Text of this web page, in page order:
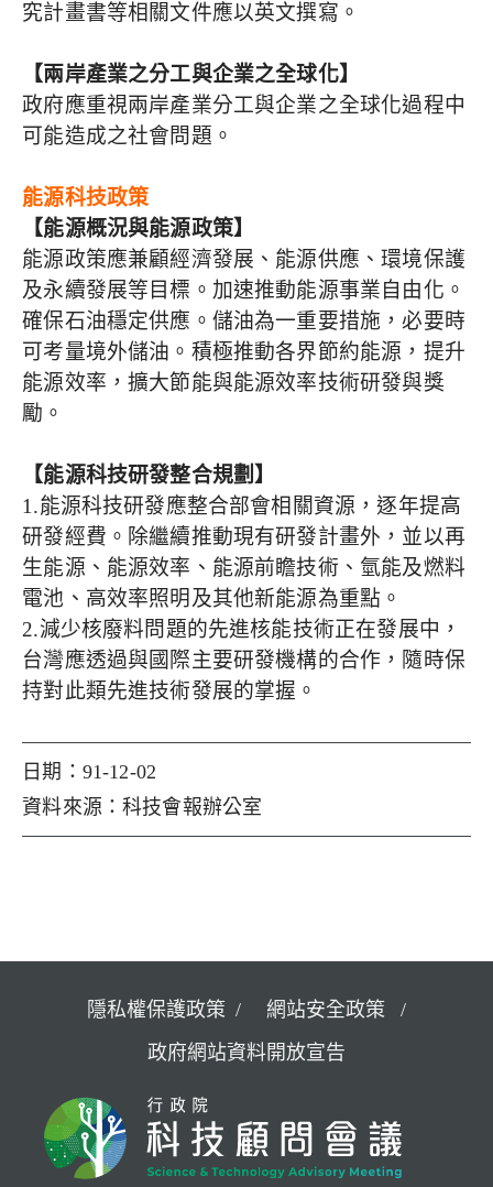
究計畫書等相關文件應以英文撰寫。
【兩岸產業之分工與企業之全球化】
政府應重視兩岸產業分工與企業之全球化過程中
可能造成之社會問題。
能源科技政策
【能源概況與能源政策】
能源政策應兼顧經濟發展、能源供應、環境保護
及永續發展等目標。加速推動能源事業自由化。
確保石油穩定供應。儲油為一重要措施，必要時
可考量境外儲油。積極推動各界節約能源，提升
能源效率，擴大節能與能源效率技術研發與獎
勵。
【能源科技研發整合規劃】
1.能源科技研發應整合部會相關資源，逐年提高
研發經費。除繼續推動現有研發計畫外，並以再
生能源、能源效率、能源前瞻技術、氫能及燃料
電池、高效率照明及其他新能源為重點。
2.減少核廢料問題的先進核能技術正在發展中，
台灣應透過與國際主要研發機構的合作，隨時保
持對此類先進技術發展的掌握。
日期：91-12-02
資料來源：科技會報辦公室
隱私權保護政策
網站安全政策
政府網站資料開放宣告